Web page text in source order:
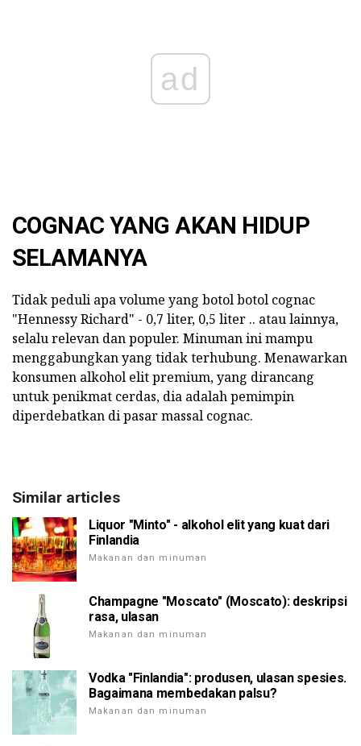
ad
COGNAC YANG AKAN HIDUP
SELAMANYA
Tidak peduli apa volume yang botol botol cognac
"Hennessy Richard" - 0,7 liter, 0,5 liter .. atau lainnya,
selalu relevan dan populer. Minuman ini mampu
menggabungkan yang tidak terhubung. Menawarkan
konsumen alkohol elit premium, yang dirancang
untuk penikmat cerdas, dia adalah pemimpin
diperdebatkan di pasar massal cognac.
Similar articles
Liquor "Minto" - alkohol elit yang kuat dari
Finlandia
Makanan dan minuman
Champagne "Moscato" (Moscato): deskripsi
rasa, ulasan
Makanan dan minuman
Vodka "Finlandia": produsen, ulasan spesies.
Bagaimana membedakan palsu?
Makanan dan minuman